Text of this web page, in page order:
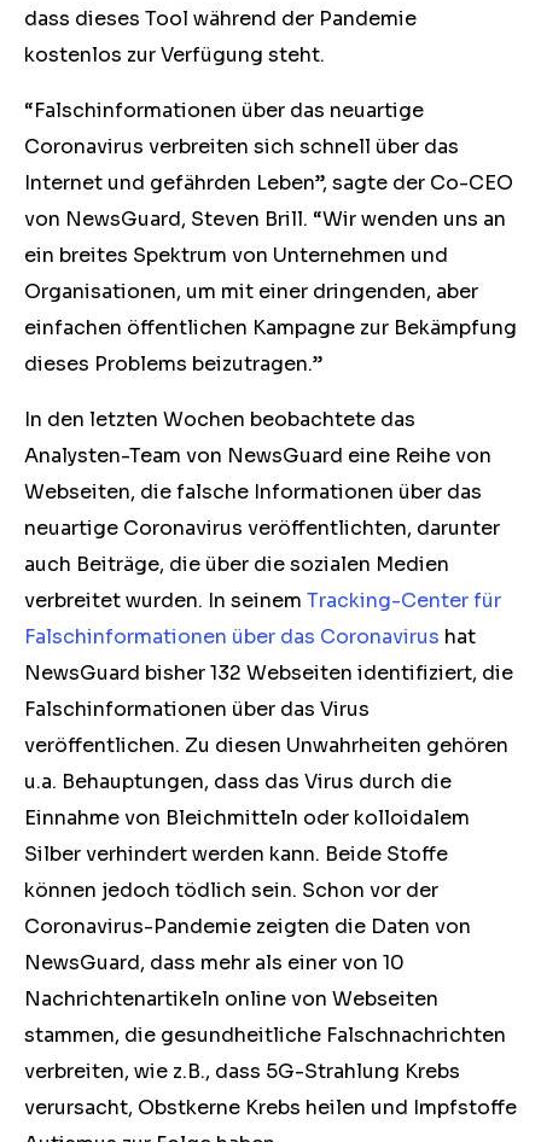
dass dieses Tool während der Pandemie
kostenlos zur Verfügung steht.
“Falschinformationen über das neuartige
Coronavirus verbreiten sich schnell über das
Internet und gefährden Leben”, sagte der Co-CEO
von NewsGuard, Steven Brill. “Wir wenden uns an
ein breites Spektrum von Unternehmen und
Organisationen, um mit einer dringenden, aber
einfachen öffentlichen Kampagne zur Bekämpfung
dieses Problems beizutragen.”
In den letzten Wochen beobachtete das
Analysten-Team von NewsGuard eine Reihe von
Webseiten, die falsche Informationen über das
neuartige Coronavirus veröffentlichten, darunter
auch Beiträge, die über die sozialen Medien
verbreitet wurden. In seinem Tracking-Center für
Falschinformationen über das Coronavirus hat
NewsGuard bisher 132 Webseiten identifiziert, die
Falschinformationen über das Virus
veröffentlichen. Zu diesen Unwahrheiten gehören
u.a. Behauptungen, dass das Virus durch die
Einnahme von Bleichmitteln oder kolloidalem
Silber verhindert werden kann. Beide Stoffe
können jedoch tödlich sein. Schon vor der
Coronavirus-Pandemie zeigten die Daten von
NewsGuard, dass mehr als einer von 10
Nachrichtenartikeln online von Webseiten
stammen, die gesundheitliche Falschnachrichten
verbreiten, wie z.B., dass 5G-Strahlung Krebs
verursacht, Obstkerne Krebs heilen und Impfstoffe